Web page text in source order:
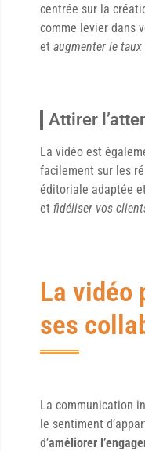
centrée sur la
comme levier dans
et augmenter le
Attirer
La vidéo est
facilement sur les
éditoriale adaptée
et fidéliser vos
La vidéo
ses
La communication
le sentiment
d’améliorer